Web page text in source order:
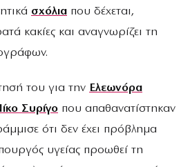
σχόλια που δέχεται,
κακίες και αναγνωρίζει τη
του για την Ελεωνόρα
Συρίγο που απαθανατίστηκαν
ότι δεν έχει πρόβλημα
υγείας προωθεί τη